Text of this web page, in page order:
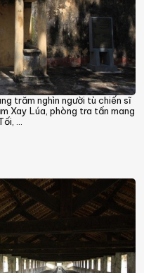
trăm nghìn người tù chiến sĩ
Xay Lúa, phòng tra tấn mang
...